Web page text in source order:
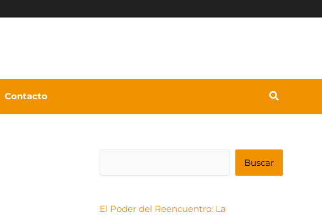
Contacto
c
Buscar
El Poder del Reencuentro: La